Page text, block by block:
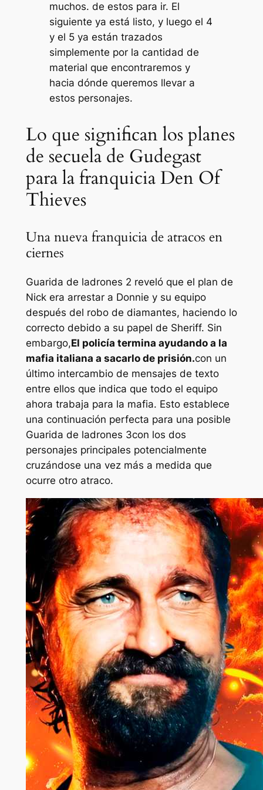
muchos. de estos para ir. El
siguiente ya está listo, y luego el 4
y el 5 ya están trazados
simplemente por la cantidad de
material que encontraremos y
hacia dónde queremos llevar a
estos personajes.
Lo que significan los planes
de secuela de Gudegast
para la franquicia Den Of
Thieves
Una nueva franquicia de atracos en
ciernes
Guarida de ladrones 2 reveló que el plan de
Nick era arrestar a Donnie y su equipo
después del robo de diamantes, haciendo lo
correcto debido a su papel de Sheriff. Sin
embargo,El policía termina ayudando a la
mafia italiana a sacarlo de prisión.con un
último intercambio de mensajes de texto
entre ellos que indica que todo el equipo
ahora trabaja para la mafia. Esto establece
una continuación perfecta para una posible
Guarida de ladrones 3con los dos
personajes principales potencialmente
cruzándose una vez más a medida que
ocurre otro atraco.